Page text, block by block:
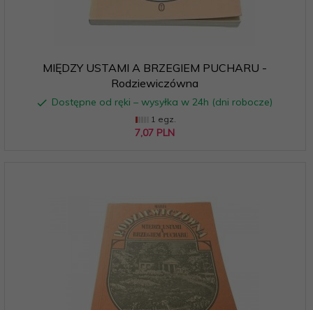
MIĘDZY USTAMI A BRZEGIEM PUCHARU -
Rodziewiczówna
Dostępne od ręki – wysyłka w 24h (dni robocze)
1 egz.
7,07 PLN